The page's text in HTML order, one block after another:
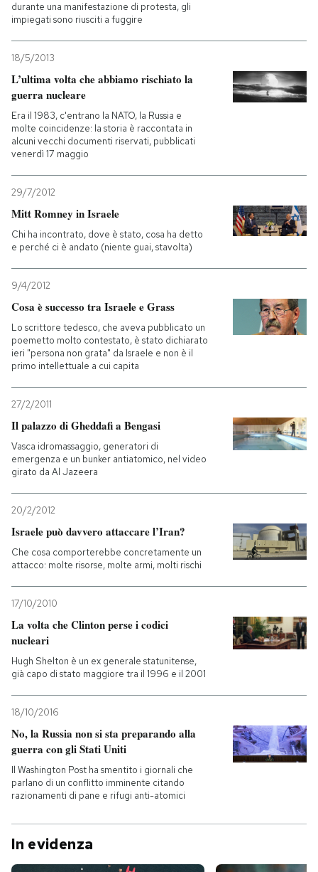
durante una manifestazione di protesta, gli
impiegati sono riusciti a fuggire
18/5/2013
L’ultima volta che abbiamo rischiato la
guerra nucleare
Era il 1983, c'entrano la NATO, la Russia e
molte coincidenze: la storia è raccontata in
alcuni vecchi documenti riservati, pubblicati
venerdì 17 maggio
29/7/2012
Mitt Romney in Israele
Chi ha incontrato, dove è stato, cosa ha detto
e perché ci è andato (niente guai, stavolta)
9/4/2012
Cosa è successo tra Israele e Grass
Lo scrittore tedesco, che aveva pubblicato un
poemetto molto contestato, è stato dichiarato
ieri "persona non grata" da Israele e non è il
primo intellettuale a cui capita
27/2/2011
Il palazzo di Gheddafi a Bengasi
Vasca idromassaggio, generatori di
emergenza e un bunker antiatomico, nel video
girato da Al Jazeera
20/2/2012
Israele può davvero attaccare l’Iran?
Che cosa comporterebbe concretamente un
attacco: molte risorse, molte armi, molti rischi
17/10/2010
La volta che Clinton perse i codici
nucleari
Hugh Shelton è un ex generale statunitense,
già capo di stato maggiore tra il 1996 e il 2001
18/10/2016
No, la Russia non si sta preparando alla
guerra con gli Stati Uniti
Il Washington Post ha smentito i giornali che
parlano di un conflitto imminente citando
razionamenti di pane e rifugi anti-atomici
In evidenza